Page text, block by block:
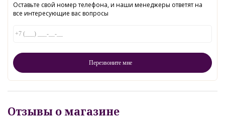
Оставьте свой номер телефона, и наши менеджеры ответят на
все интересующие вас вопросы
Отзывы о магазине